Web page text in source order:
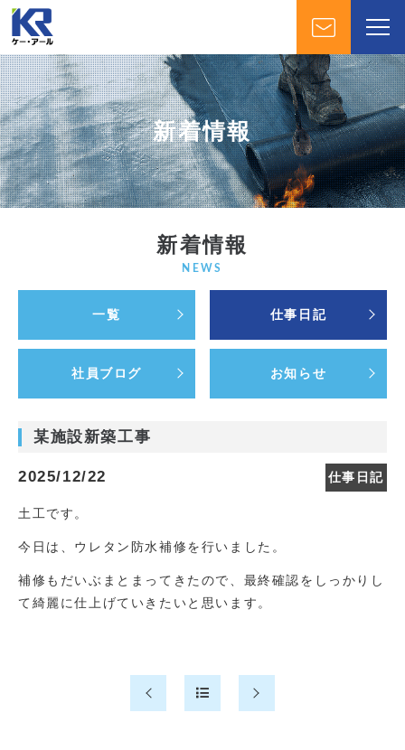
新着情報
新着情報
NEWS
一覧 仕事日記
社員ブログ お知らせ
某施設新築工事
2025/12/22 仕事日記
土工です。
今日は、ウレタン防水補修を行いました。
補修もだいぶまとまってきたので、最終確認をしっかりし
て綺麗に仕上げていきたいと思います。